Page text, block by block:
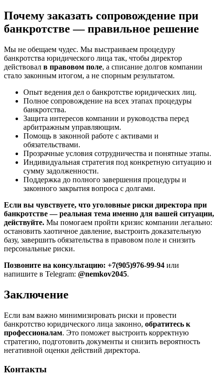
Почему заказать сопровождение при
банкротстве — правильное решение
Мы не обещаем чудес. Мы выстраиваем процедуру
банкротства юридического лица так, чтобы директор
действовал в правовом поле, а списание долгов компании
стало законным итогом, а не спорным результатом.
Опыт ведения дел о банкротстве юридических лиц.
Полное сопровождение на всех этапах процедуры
банкротства.
Защита интересов компании и руководства перед
арбитражным управляющим.
Помощь в законной работе с активами и
обязательствами.
Прозрачные условия сотрудничества и понятные этапы.
Индивидуальная стратегия под конкретную ситуацию и
сумму задолженности.
Поддержка до полного завершения процедуры и
законного закрытия вопроса с долгами.
Если вы чувствуете, что уголовные риски директора при
банкротстве — реальная тема именно для вашей ситуации,
действуйте. Мы помогаем пройти кризис компании легально:
остановить хаотичное давление, выстроить доказательную
базу, завершить обязательства в правовом поле и снизить
персональные риски.
Позвоните на консультацию: +7(905)976-99-94 или
напишите в Telegram: @nemkov2045.
Заключение
Если вам важно минимизировать риски и провести
банкротство юридического лица законно, обратитесь к
профессионалам. Это поможет выстроить корректную
стратегию, подготовить документы и снизить вероятность
негативной оценки действий директора.
Контакты